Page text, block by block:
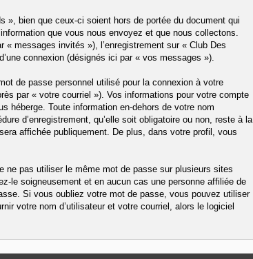
», bien que ceux-ci soient hors de portée du document qui
que vous nous envoyez et que nous collectons.
messages invités »), l’enregistrement sur « Club Des
connexion (désignés ici par « vos messages »).
de passe personnel utilisé pour la connexion à votre
par « votre courriel »). Vos informations pour votre compte
héberge. Toute information en-dehors de votre nom
d’enregistrement, qu’elle soit obligatoire ou non, reste à la
affichée publiquement. De plus, dans votre profil, vous
ne pas utiliser le même mot de passe sur plusieurs sites
le soigneusement et en aucun cas une personne affiliée de
Si vous oubliez votre mot de passe, vous pouvez utiliser
votre nom d’utilisateur et votre courriel, alors le logiciel